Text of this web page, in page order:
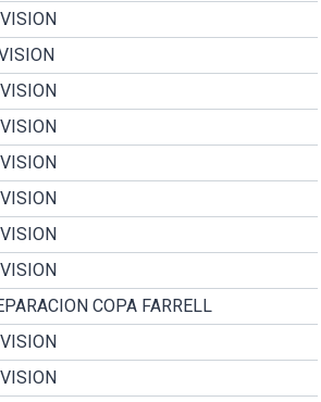
COPA FARRELL